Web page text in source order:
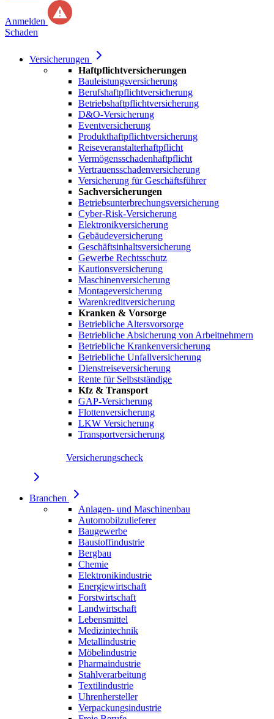
Anmelden
Schaden
Versicherungen
Haftpflichtversicherungen
Bauleistungsversicherung
Berufshaftpflichtversicherung
Betriebshaftpflichtversicherung
D&O-Versicherung
Eventversicherung
Produkthaftpflichtversicherung
Reiseveranstalterhaftpflicht
Vermögensschadenhaftpflicht
Vertrauensschadenversicherung
Versicherung für Geschäftsführer
Sachversicherungen
Betriebsunterbrechungsversicherung
Cyber-Risk-Versicherung
Elektronikversicherung
Gebäudeversicherung
Geschäftsinhaltsversicherung
Gewerbe Rechtsschutz
Kautionsversicherung
Maschinenversicherung
Montageversicherung
Warenkreditversicherung
Kranken & Vorsorge
Betriebliche Altersvorsorge
Betriebliche Absicherung von Arbeitnehmern
Betriebliche Krankenversicherung
Betriebliche Unfallversicherung
Dienstreiseversicherung
Rente für Selbstständige
Kfz & Transport
GAP-Versicherung
Flottenversicherung
LKW Versicherung
Transportversicherung
Versicherungscheck
Branchen
Anlagen- und Maschinenbau
Automobilzulieferer
Baugewerbe
Baustoffindustrie
Bergbau
Chemie
Elektronikindustrie
Energiewirtschaft
Forstwirtschaft
Landwirtschaft
Lebensmittel
Medizintechnik
Metallindustrie
Möbelindustrie
Pharmaindustrie
Stahlverarbeitung
Textilindustrie
Uhrenhersteller
Verpackungsindustrie